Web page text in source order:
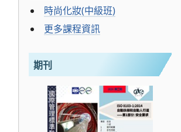
時尚化妝(中級班)
更多課程資訊
期刊